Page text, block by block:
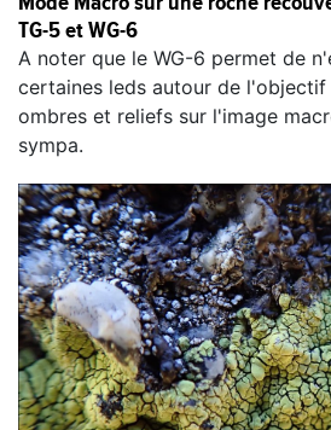
TG-5 et WG-6
A noter que le WG-6 permet de
certaines leds autour de
ombres et reliefs sur l'image
sympa.